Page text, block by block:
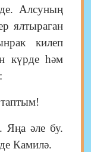
Алсуның
ялтыраган
килеп
күрде һәм
Яңа әле бу.
Камилә.